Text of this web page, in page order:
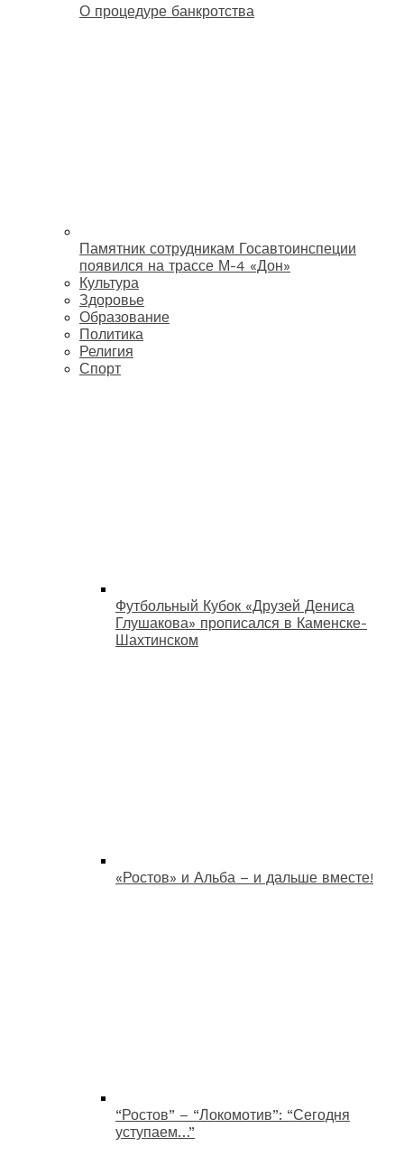
О процедуре банкротства
Памятник сотрудникам Госавтоинспеции
появился на трассе М-4 «Дон»
Культура
Здоровье
Образование
Политика
Религия
Спорт
Футбольный Кубок «Друзей Дениса
Глушакова» прописался в Каменске-
Шахтинском
«Ростов» и Альба – и дальше вместе!
“Ростов” – “Локомотив”: “Сегодня
уступаем…”